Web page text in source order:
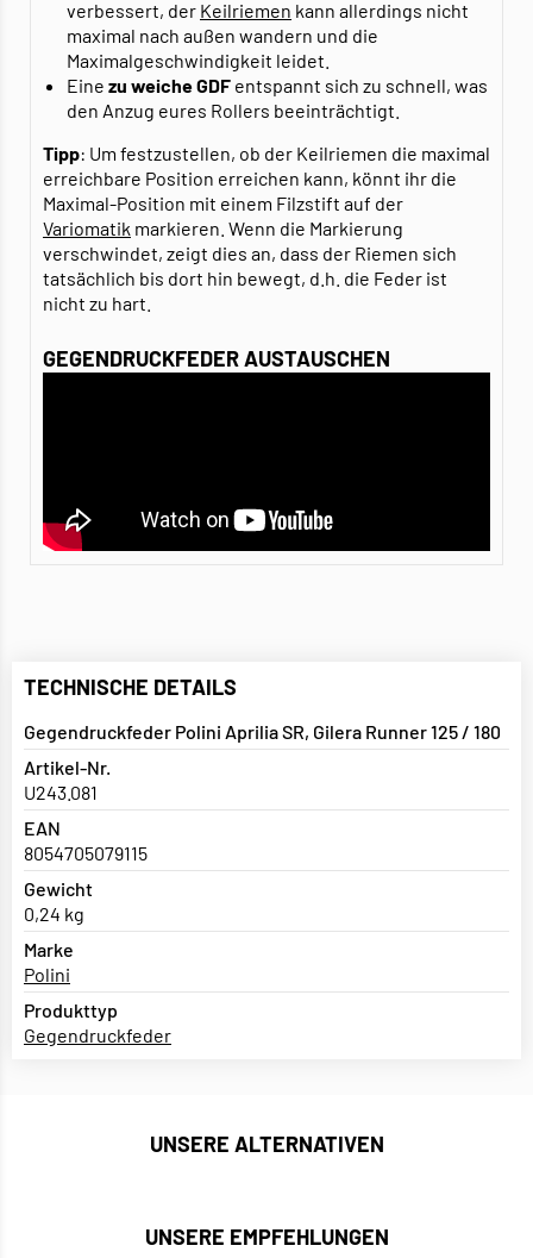
verbessert, der Keilriemen kann allerdings nicht
maximal nach außen wandern und die
Maximalgeschwindigkeit leidet.
Eine zu weiche GDF entspannt sich zu schnell, was
den Anzug eures Rollers beeinträchtigt.
Tipp: Um festzustellen, ob der Keilriemen die maximal
erreichbare Position erreichen kann, könnt ihr die
Maximal-Position mit einem Filzstift auf der
Variomatik markieren. Wenn die Markierung
verschwindet, zeigt dies an, dass der Riemen sich
tatsächlich bis dort hin bewegt, d.h. die Feder ist
nicht zu hart.
GEGENDRUCKFEDER AUSTAUSCHEN
TECHNISCHE DETAILS
Gegendruckfeder Polini Aprilia SR, Gilera Runner 125 / 180
Artikel-Nr.
U243.081
EAN
8054705079115
Gewicht
0,24 kg
Marke
Polini
Produkttyp
Gegendruckfeder
UNSERE ALTERNATIVEN
UNSERE EMPFEHLUNGEN